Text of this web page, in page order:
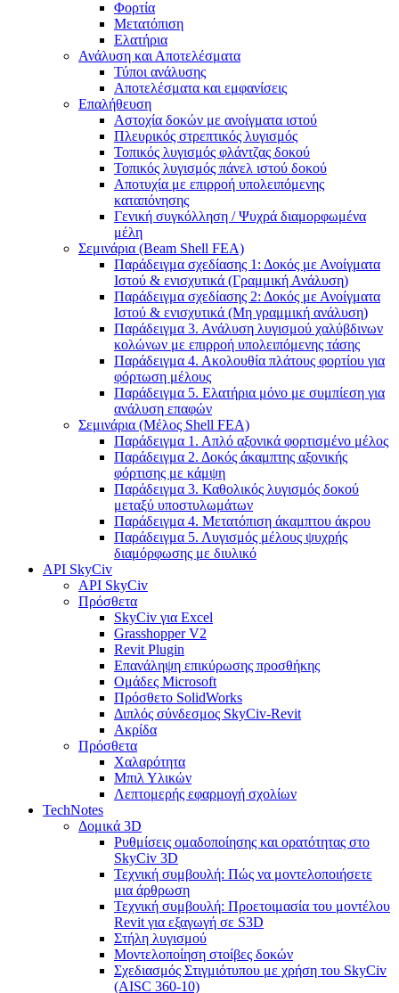
Φορτία
Μετατόπιση
Ελατήρια
Ανάλυση και Αποτελέσματα
Τύποι ανάλυσης
Αποτελέσματα και εμφανίσεις
Επαλήθευση
Αστοχία δοκών με ανοίγματα ιστού
Πλευρικός στρεπτικός λυγισμός
Τοπικός λυγισμός φλάντζας δοκού
Τοπικός λυγισμός πάνελ ιστού δοκού
Αποτυχία με επιρροή υπολειπόμενης
καταπόνησης
Γενική συγκόλληση / Ψυχρά διαμορφωμένα
μέλη
Σεμινάρια (Beam Shell FEA)
Παράδειγμα σχεδίασης 1: Δοκός με Ανοίγματα
Ιστού & ενισχυτικά (Γραμμική Ανάλυση)
Παράδειγμα σχεδίασης 2: Δοκός με Ανοίγματα
Ιστού & ενισχυτικά (Μη γραμμική ανάλυση)
Παράδειγμα 3. Ανάλυση λυγισμού χαλύβδινων
κολώνων με επιρροή υπολειπόμενης τάσης
Παράδειγμα 4. Ακολουθία πλάτους φορτίου για
φόρτωση μέλους
Παράδειγμα 5. Ελατήρια μόνο με συμπίεση για
ανάλυση επαφών
Σεμινάρια (Μέλος Shell FEA)
Παράδειγμα 1. Απλό αξονικά φορτισμένο μέλος
Παράδειγμα 2. Δοκός άκαμπτης αξονικής
φόρτισης με κάμψη
Παράδειγμα 3. Καθολικός λυγισμός δοκού
μεταξύ υποστυλωμάτων
Παράδειγμα 4. Μετατόπιση άκαμπτου άκρου
Παράδειγμα 5. Λυγισμός μέλους ψυχρής
διαμόρφωσης με διυλικό
API SkyCiv
API SkyCiv
Πρόσθετα
SkyCiv για Excel
Grasshopper V2
Revit Plugin
Επανάληψη επικύρωσης προσθήκης
Ομάδες Microsoft
Πρόσθετο SolidWorks
Διπλός σύνδεσμος SkyCiv-Revit
Ακρίδα
Πρόσθετα
Χαλαρότητα
Μπιλ Υλικών
Λεπτομερής εφαρμογή σχολίων
TechNotes
Δομικά 3D
Ρυθμίσεις ομαδοποίησης και ορατότητας στο
SkyCiv 3D
Τεχνική συμβουλή: Πώς να μοντελοποιήσετε
μια άρθρωση
Τεχνική συμβουλή: Προετοιμασία του μοντέλου
Revit για εξαγωγή σε S3D
Στήλη λυγισμού
Μοντελοποίηση στοίβες δοκών
Σχεδιασμός Στιγμιότυπου με χρήση του SkyCiv
(AISC 360-10)